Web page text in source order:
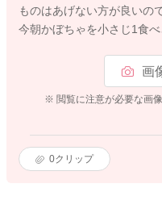
ものはあげない方が良いの
今朝かぼちゃを小さじ1食
画
※ 閲覧に注意が必要な画
0クリップ